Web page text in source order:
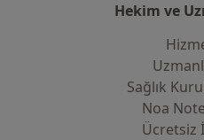
Hekim ve
Sağlık
Noa
Ücretsiz